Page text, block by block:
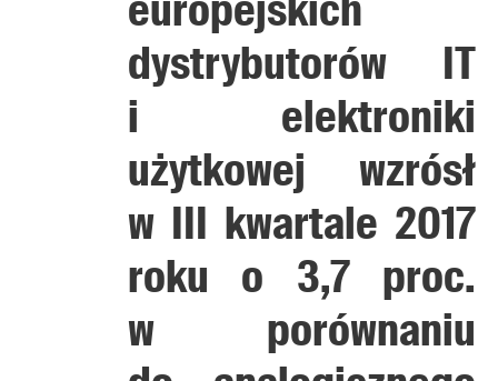
dystrybutorów IT
i elektroniki
użytkowej wzrósł
w III kwartale 2017
roku o 3,7 proc.
w porównaniu